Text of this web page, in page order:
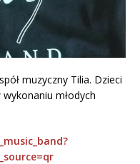
muzyczny Tilia. Dzieci
młodych